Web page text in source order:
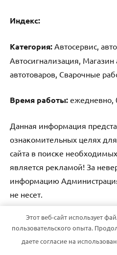
Индекс:
Категория: Автосервис,
Автосигнализация, Магазин
автотоваров, Сварочные
Время работы: ежедневно,
Данная информация
ознакомительных целях
сайта в поиске
является рекламой! За
информацию Администрация
не несет.
Тема WordPress: Dynamico от
Этот веб-сайт использует
пользовательского опыта.
даете согласие на